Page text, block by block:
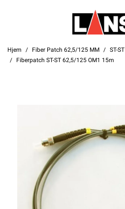
Hjem Fiber Patch 62,5/125 MM
ST-ST
Fiberpatch ST-ST 62,5/125 OM1 15m